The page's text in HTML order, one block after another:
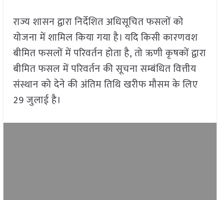
राज्य शासन द्वारा निर्देशित अधिसूचित फसलों को
योजना में शामिल किया गया है। यदि किसी कारणवश
बीमित फसलों में परिवर्तन होता है, तो ऋणी कृषकों द्वारा
बीमित फसल में परिवर्तन की सूचना सम्बंधित वित्तीय
संस्थान को देने की अंतिम तिथि खरीफ मौसम के लिए
29 जुलाई है।